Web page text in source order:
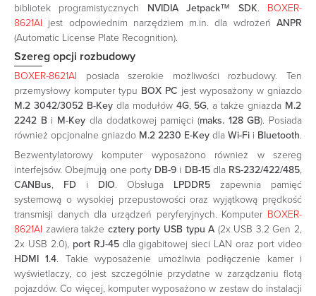
bibliotek programistycznych NVIDIA Jetpack™ SDK. BOXER-
8621AI jest odpowiednim narzędziem m.in. dla wdrożeń ANPR
(Automatic License Plate Recognition).
Szereg opcji rozbudowy
BOXER-8621AI posiada szerokie możliwości rozbudowy. Ten
przemysłowy komputer typu BOX PC jest wyposażony w gniazdo
M.2 3042/3052 B-Key dla modułów 4G, 5G, a także gniazda M.2
2242 Bi M-Key dla dodatkowej pamięci (maks. 128 GB). Posiada
również opcjonalne gniazdo M.2 2230 E-Key dla Wi-Fi i Bluetooth.
Bezwentylatorowy komputer wyposażono również w szereg
interfejsów. Obejmują one porty DB-9 i DB-15dla RS-232/422/485,
CANBus, FD i DIO. Obsługa LPDDR5 zapewnia pamięć
systemową o wysokiej przepustowości oraz wyjątkową prędkość
transmisji danych dla urządzeń peryferyjnych. Komputer BOXER-
8621AI zawiera także cztery porty USB typu A (2x USB 3.2 Gen 2,
2x USB 2.0), port RJ-45dla gigabitowej sieci LAN oraz port video
HDMI 1.4. Takie wyposażenie umożliwia podłączenie kamer i
wyświetlaczy, co jest szczególnie przydatne w zarządzaniu flotą
pojazdów. Co więcej, komputer wyposażono w zestaw do instalacji